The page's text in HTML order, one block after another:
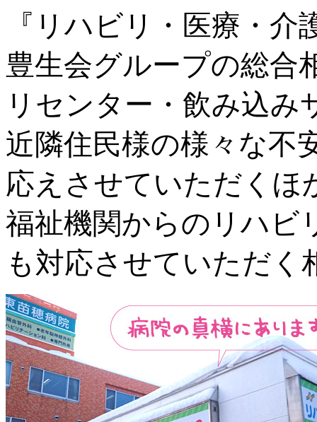
『リハビリ・医療・
豊生会グループの総合
リセンター・飲み込み
近隣住民様の様々な不
応えさせていただくほ
福祉機関からのリハビ
も対応させていただく